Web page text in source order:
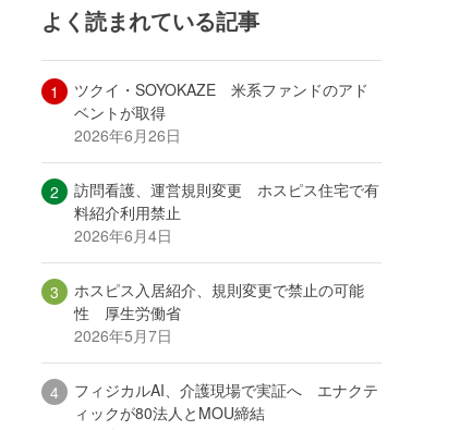
よく読まれている記事
ツクイ・SOYOKAZE 米系ファンドのアド
ベントが取得
2026年6月26日
訪問看護、運営規則変更 ホスピス住宅で有
料紹介利用禁止
2026年6月4日
ホスピス入居紹介、規則変更で禁止の可能
性 厚生労働省
2026年5月7日
フィジカルAI、介護現場で実証へ エナクテ
ィックが80法人とMOU締結